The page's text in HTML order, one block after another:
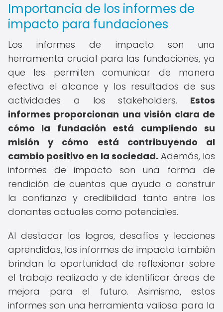
Importancia de los informes de
impacto para fundaciones
Los informes de impacto son una
herramienta crucial para las fundaciones, ya
que les permiten comunicar de manera
efectiva el alcance y los resultados de sus
actividades a los stakeholders. Estos
informes proporcionan una visión clara de
cómo la fundación está cumpliendo su
misión y cómo está contribuyendo al
cambio positivo en la sociedad. Además, los
informes de impacto son una forma de
rendición de cuentas que ayuda a construir
la confianza y credibilidad tanto entre los
donantes actuales como potenciales.
Al destacar los logros, desafíos y lecciones
aprendidas, los informes de impacto también
brindan la oportunidad de reflexionar sobre
el trabajo realizado y de identificar áreas de
mejora para el futuro. Asimismo, estos
informes son una herramienta valiosa para la